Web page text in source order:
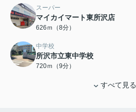
スーパー
マイカイマート東所沢店
626ｍ（8分）
中学校
所沢市立東中学校
720ｍ（9分）
すべて見る